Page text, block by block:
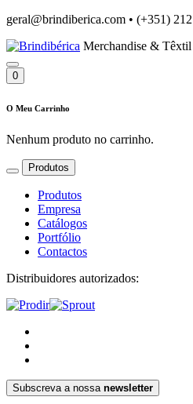
geral@brindiberica.com • (+351)
Merchandise & Têxtil
0
O Meu Carrinho
Nenhum produto no carrinho.
Produtos
Produtos
Empresa
Catálogos
Portfólio
Contactos
Distribuidores autorizados:
Subscreva a nossa newsletter